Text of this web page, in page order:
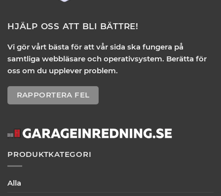
HJÄLP OSS ATT BLI BÄTTRE!
Vi gör vårt bästa för att vår sida ska fungera på
samtliga webbläsare och operativsystem. Berätta för
oss om du upplever problem.
RAPPORTERA FEL
PRODUKTKATEGORI
Alla